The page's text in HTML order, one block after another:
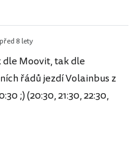
před 8 lety
dle Moovit, tak dle
řádů jezdí Volainbus z
;) (20:30, 21:30, 22:30,